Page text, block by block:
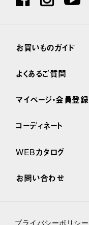
お買いものガイド
よくあるご質問
マイページ・会員登録
コーディネート
WEBカタログ
お問い合わせ
プライバシーポリシー